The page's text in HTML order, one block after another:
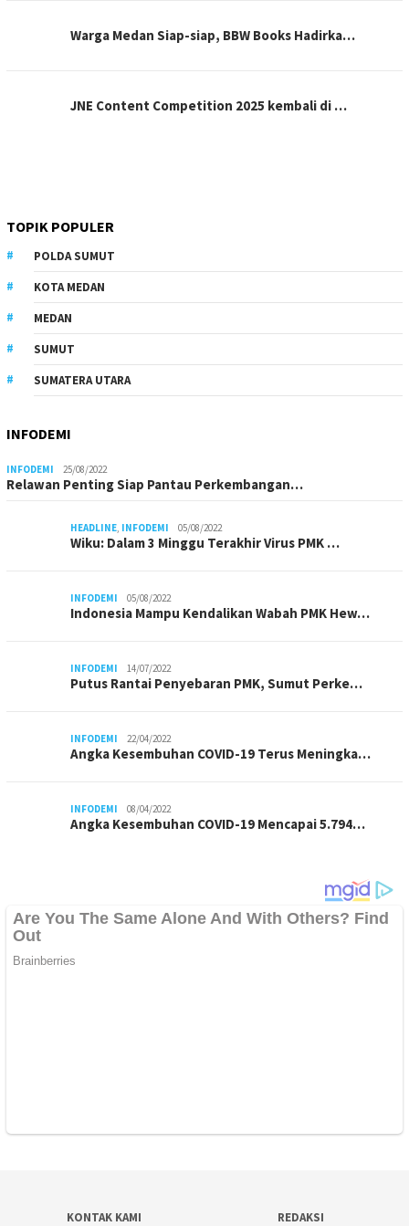
Warga Medan Siap-siap, BBW Books Hadirka…
JNE Content Competition 2025 kembali di …
TOPIK POPULER
POLDA SUMUT
KOTA MEDAN
MEDAN
SUMUT
SUMATERA UTARA
INFODEMI
INFODEMI 25/08/2022
Relawan Penting Siap Pantau Perkembangan…
HEADLINE INFODEMI 05/08/2022
Wiku: Dalam 3 Minggu Terakhir Virus PMK …
INFODEMI 05/08/2022
Indonesia Mampu Kendalikan Wabah PMK Hew…
INFODEMI 14/07/2022
Putus Rantai Penyebaran PMK, Sumut Perke…
INFODEMI 22/04/2022
Angka Kesembuhan COVID-19 Terus Meningka…
INFODEMI 08/04/2022
Angka Kesembuhan COVID-19 Mencapai 5.794…
KONTAK KAMI REDAKSI